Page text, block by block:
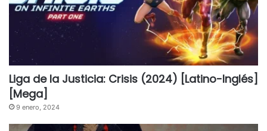
Liga de la Justicia: Crisis (2024) [Latino-Inglés]
[Mega]
9 enero, 2024